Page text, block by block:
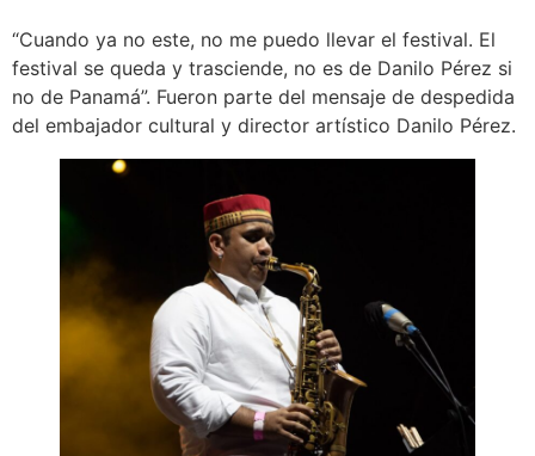
“Cuando ya no este, no me puedo llevar el festival. El
festival se queda y trasciende, no es de Danilo Pérez si
no de Panamá”. Fueron parte del mensaje de despedida
del embajador cultural y director artístico Danilo Pérez.